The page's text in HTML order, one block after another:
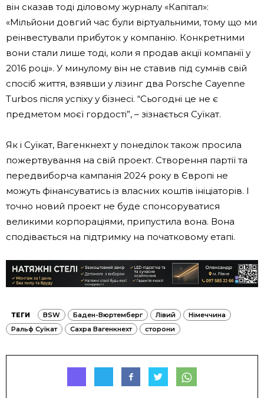
він сказав тоді діловому журналу «Капітал»:
«Мільйони довгий час були віртуальними, тому що ми
реінвестували прибуток у компанію. Конкретними
вони стали лише тоді, коли я продав акції компанії у
2016 році». У минулому він не ставив під сумнів свій
спосіб життя, взявши у лізинг два Porsche Cayenne
Turbos після успіху у бізнесі. “Сьогодні це не є
предметом моєї гордості”, – зізнається Суїкат.
Як і Суїкат, Вагенкнехт у понеділок також просила
пожертвування на свій проект. Створення партії та
передвиборча кампанія 2024 року в Європі не
можуть фінансуватись із власних коштів ініціаторів. І
точно новий проект не буде спонсоруватися
великими корпораціями, припустила вона. Вона
сподівається на підтримку на початковому етапі.
ТЕГИ BSW Баден-Вюртемберг Лівий
Німеччина
Ральф Суїкат
Сахра Вагенкнехт сторони